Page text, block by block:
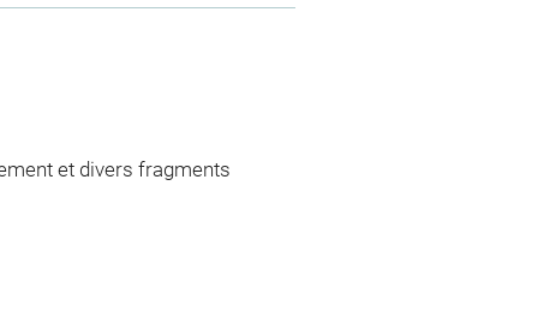
et divers fragments